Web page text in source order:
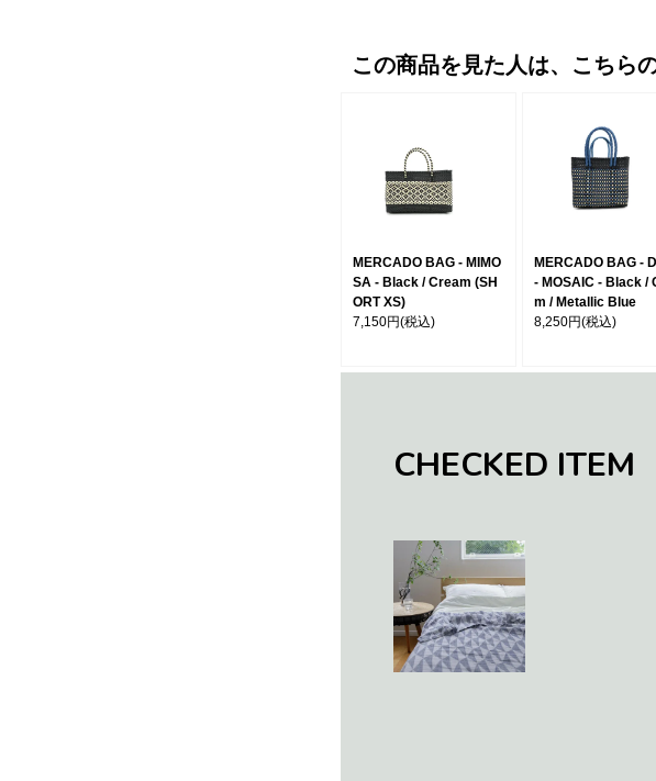
この商品を見た人は、こちら
MERCADO BAG - MIMO
SA - Black / Cream (SH
ORT XS)
7,150円(税込)
MERCADO BAG -
- MOSAIC - Black /
m / Metallic Blue
8,250円(税込)
CHECKED ITEM